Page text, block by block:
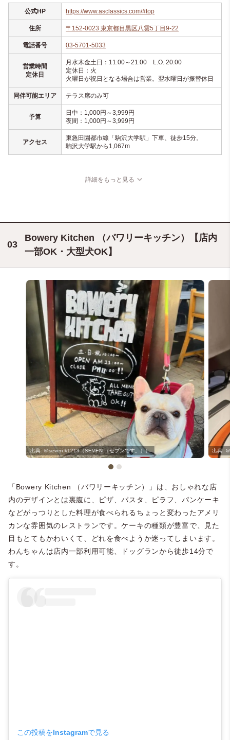
公式HP https://www.asclassics.com/#top
住所 〒152-0023 東京都目黒区八雲5丁目9-22
電話番号 03-5701-5033
営業時間
定休日
月水木金土日：11:00～21:00 L.O. 20:00
定休日：火
火曜日が祝日となる場合は営業。翌水曜日が振替休日
同伴可能エリア テラス席のみ可
予算
日中：1,000円～3,999円
夜間：1,000円～3,999円
アクセス
東急田園都市線「駒沢大学駅」下車、徒歩15分。
駒沢大学駅から1,067m
詳細をもっと見る
Bowery Kitchen （バワリーキッチン）【店内
一部OK・大型犬OK】
＠seven.k1213（SEVEN （セブンです。））
「Bowery Kitchen （バワリーキッチン）」は、おしゃれな店
内のデザインとは裏腹に、ピザ、パスタ、ピラフ、パンケーキ
などがっつりとした料理が食べられるちょっと変わったアメリ
カンな雰囲気のレストランです。ケーキの種類が豊富で、見た
目もとてもかわいくて、どれを食べようか迷ってしまいます。
わんちゃんは店内一部利用可能、ドッグランから徒歩14分で
す。
この投稿をInstagramで見る